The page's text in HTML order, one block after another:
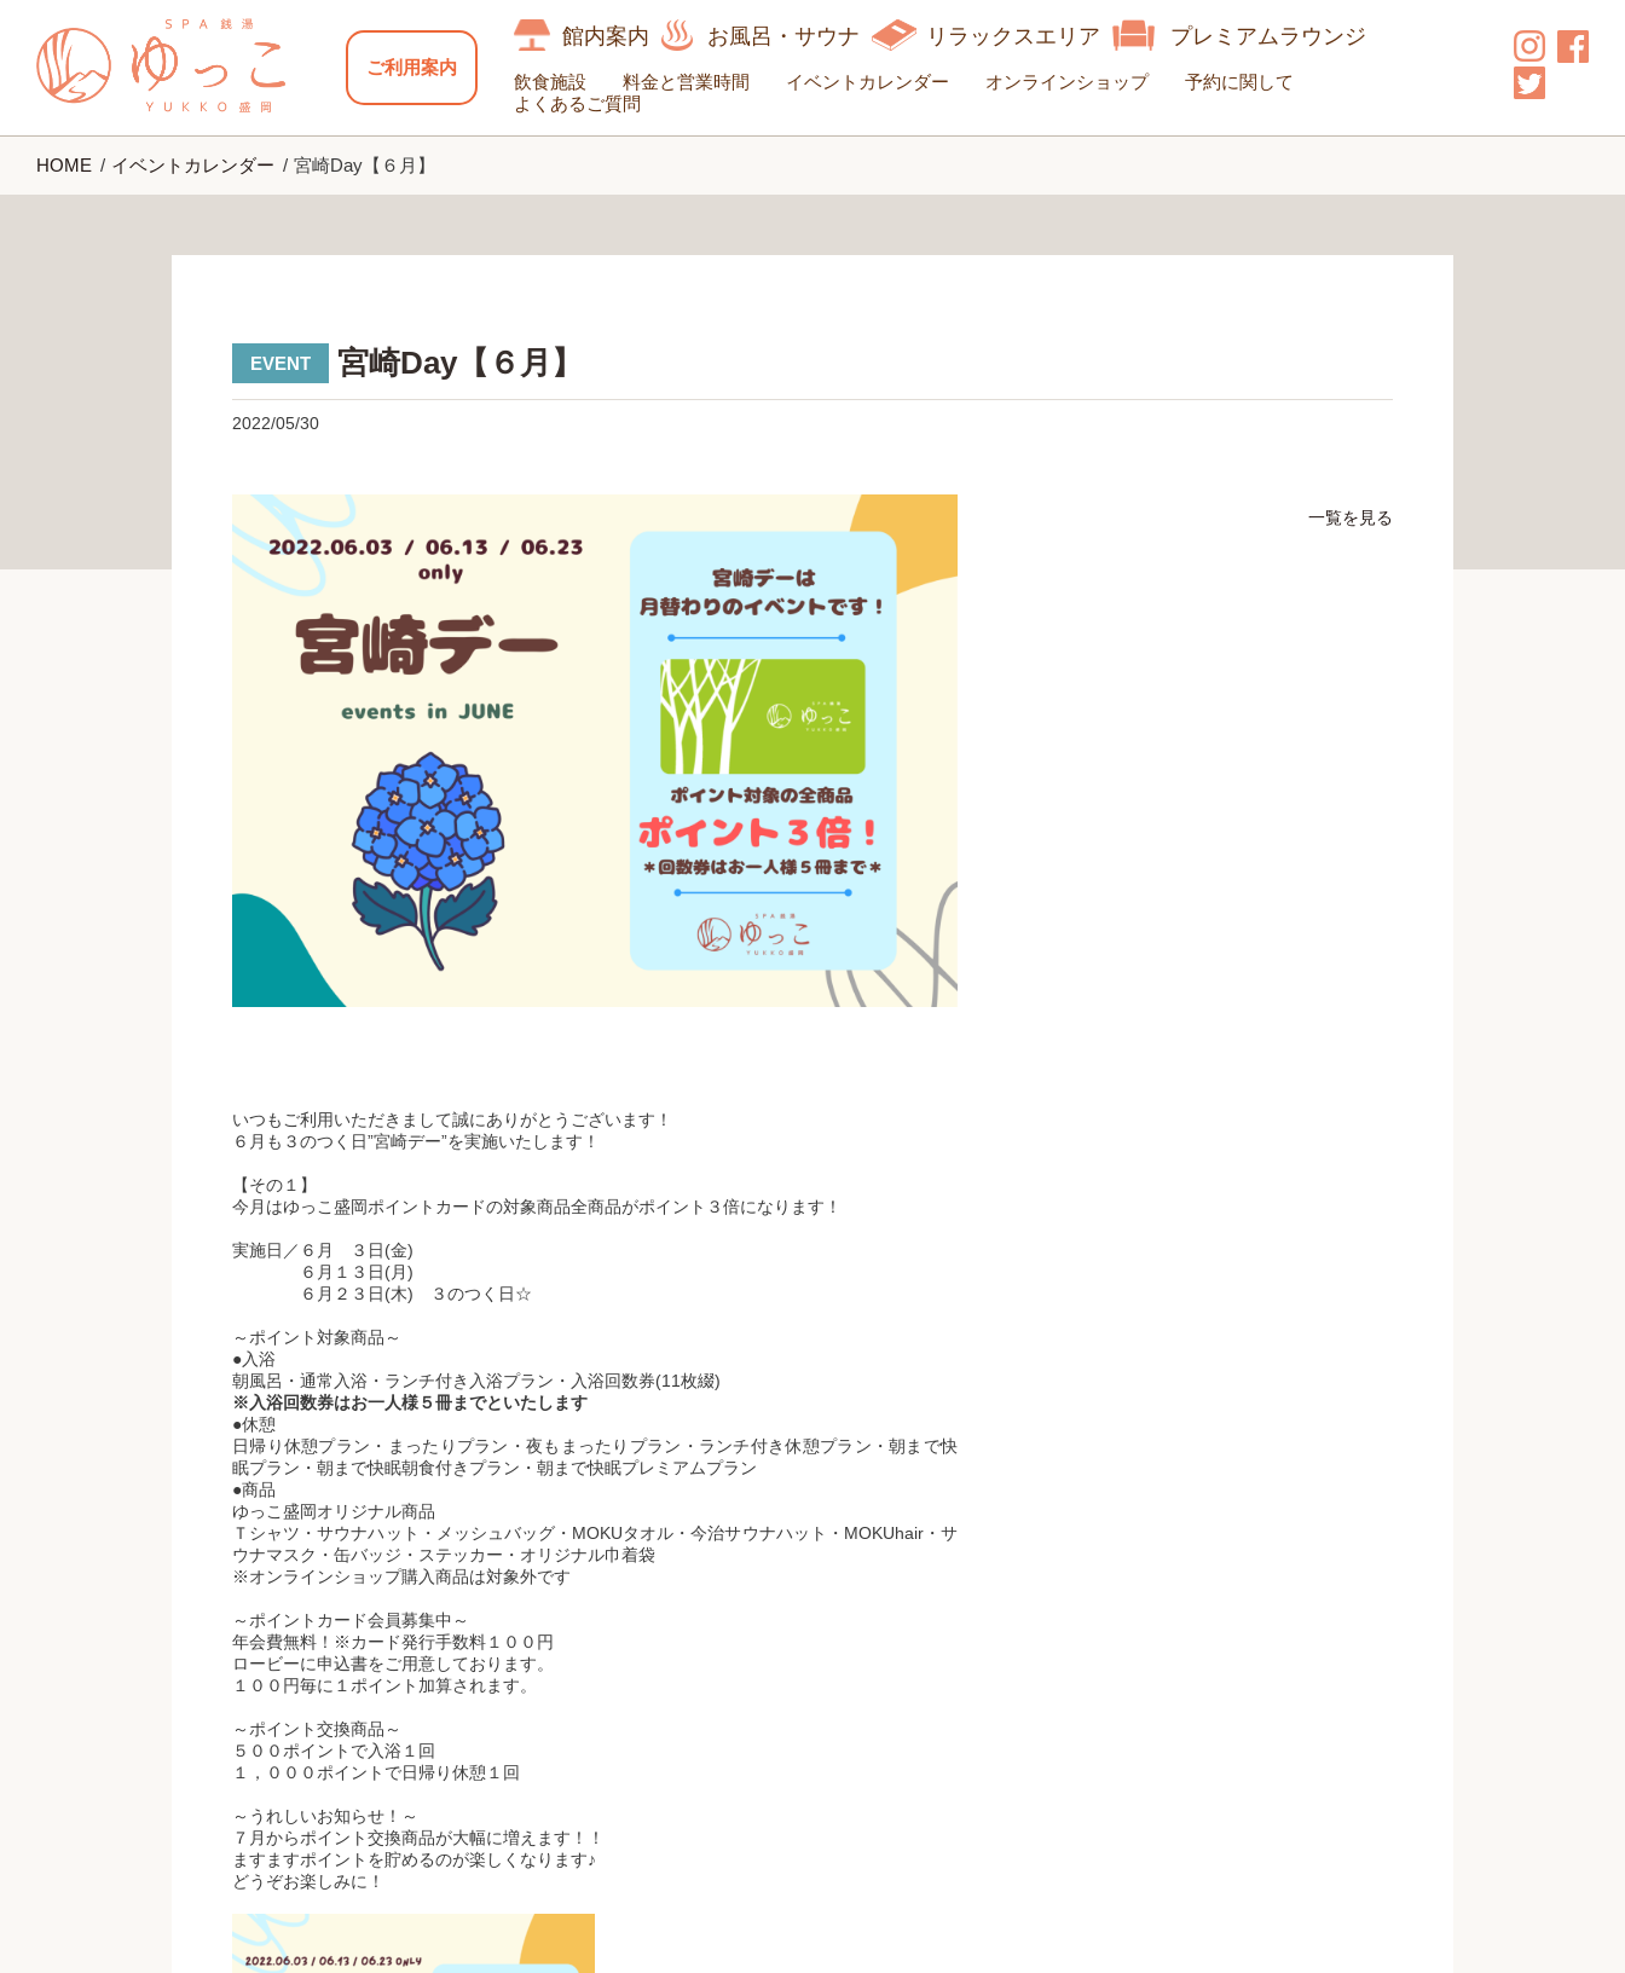
ご利用案内
館内案内 お風呂・サウナ リラックスエリア プレミアムラウンジ
飲食施設 料金と営業時間 イベントカレンダー オンラインショップ
予約に関して
よくあるご質問
HOME イベントカレンダー 宮崎Day【６月】
宮崎Day【６月】
2022/05/30
いつもご利用いただきまして誠にありがとうございます！
６月も３のつく日”宮崎デー”を実施いたします！
【その１】
今月はゆっこ盛岡ポイントカードの対象商品全商品がポイント３倍になります！
実施日／６月 ３日(金)
６月１３日(月)
６月２３日(木) ３のつく日☆
～ポイント対象商品～
●入浴
朝風呂・通常入浴・ランチ付き入浴プラン・入浴回数券(11枚綴)
※入浴回数券はお一人様５冊までといたします
●休憩
日帰り休憩プラン・まったりプラン・夜もまったりプラン・ランチ付き休憩プラン・朝まで快
眠プラン・朝まで快眠朝食付きプラン・朝まで快眠プレミアムプラン
●商品
ゆっこ盛岡オリジナル商品
Ｔシャツ・サウナハット・メッシュバッグ・MOKUタオル・今治サウナハット・MOKUhair・サ
ウナマスク・缶バッジ・ステッカー・オリジナル巾着袋
※オンラインショップ購入商品は対象外です
～ポイントカード会員募集中～
年会費無料！※カード発行手数料１００円
ロービーに申込書をご用意しております。
１００円毎に１ポイント加算されます。
～ポイント交換商品～
５００ポイントで入浴１回
１，０００ポイントで日帰り休憩１回
～うれしいお知らせ！～
７月からポイント交換商品が大幅に増えます！！
ますますポイントを貯めるのが楽しくなります♪
どうぞお楽しみに！
一覧を見る